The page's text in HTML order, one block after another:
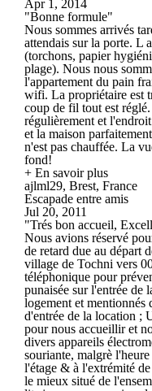
Apr 1, 2014
"Bonne formule"
Nous sommes arrivés
attendais sur la porte. L
(torchons, papier
plage). Nous nous
l'appartement du pain
wifi. La propriétaire est
coup de fil tout est
régulièrement et
et la maison
n'est pas chauffée. La
fond!
+ En savoir plus
ajlml29, Brest, France
Escapade entre amis
Jul 20, 2011
"Trés bon accueil,
Nous avions réservé
de retard due au départ
village de Tochni vers
téléphonique pour
punaisée sur l'entrée de
logement et mentionnés
d'entrée de la location ;
pour nous accueillir et
divers appareils
souriante, malgrè
l'étage & à l'extrémité
le mieux situé de